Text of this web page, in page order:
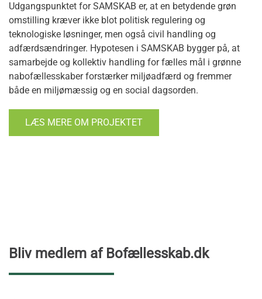
Udgangspunktet for SAMSKAB er, at en betydende grøn
omstilling kræver ikke blot politisk regulering og
teknologiske løsninger, men også civil handling og
adfærdsændringer. Hypotesen i SAMSKAB bygger på, at
samarbejde og kollektiv handling for fælles mål i grønne
nabofællesskaber forstærker miljøadfærd og fremmer
både en miljømæssig og en social dagsorden.
LÆS MERE OM PROJEKTET
Bliv medlem af Bofællesskab.dk